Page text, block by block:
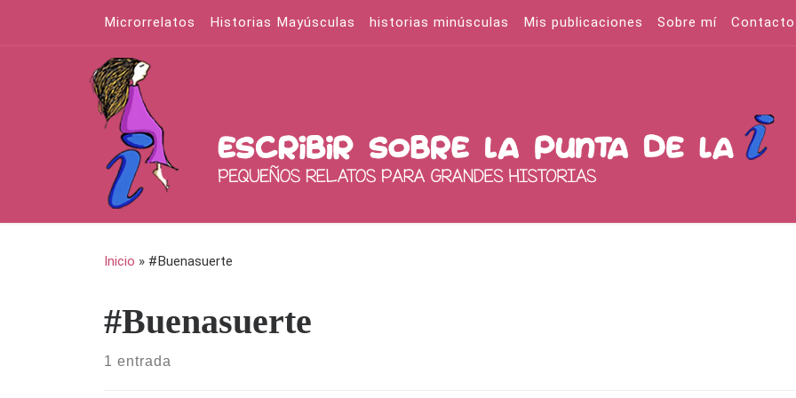
Saltar al contenido
Microrrelatos Historias Mayúsculas historias minúsculas Mis publicaciones Sobre mí Contacto
Inicio » #Buenasuerte
#Buenasuerte
1 entrada